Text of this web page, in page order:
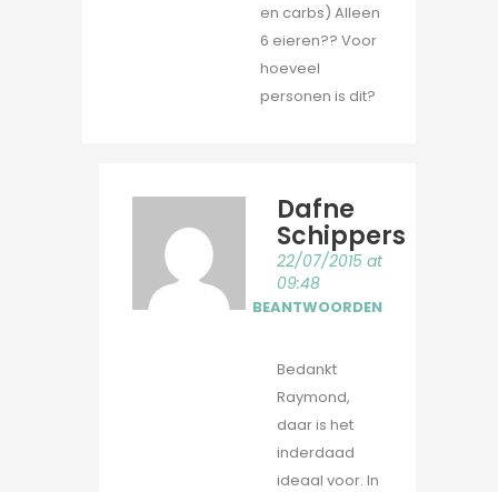
en carbs) Alleen
6 eieren?? Voor
hoeveel
personen is dit?
Dafne
Schippers
22/07/2015 at
09:48
BEANTWOORDEN
Bedankt
Raymond,
daar is het
inderdaad
ideaal voor. In